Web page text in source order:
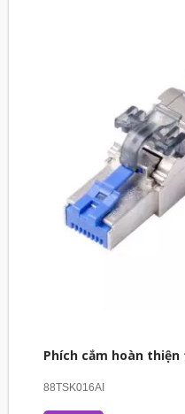
Phích cắm hoàn thiện
88TSK016AI